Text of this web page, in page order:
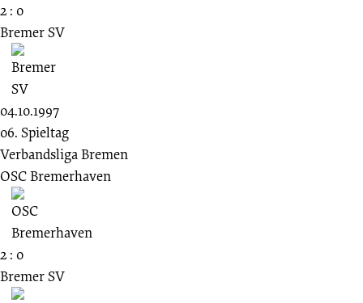
2 : 0
Bremer SV
04.10.1997
06. Spieltag
Verbandsliga Bremen
OSC Bremerhaven
2 : 0
Bremer SV